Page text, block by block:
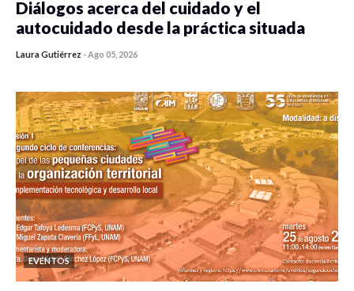
Diálogos acerca del cuidado y el
autocuidado desde la práctica situada
Laura Gutiérrez -Ago 05, 2026
EVENTOS